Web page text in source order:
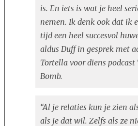
is. En iets is wat je heel
nemen. Ik denk ook dat ik
tijd een heel succesvol
aldus Duff in gesprek met
Tortella voor diens podcast
Bomb.
“Al je relaties kun je zien
als je dat wil. Zelfs als ze